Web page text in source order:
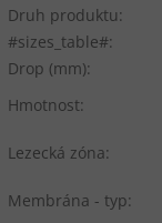
Druh produktu:
#sizes_table#:
Drop (mm):
Hmotnost:
Lezecká zóna:
Membrána - typ: